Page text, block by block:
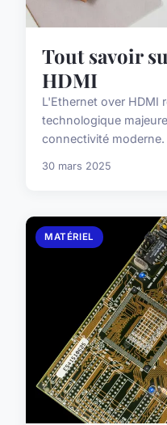
Tout savoir
HDMI
L'Ethernet over HDMI
technologique
connectivité
30 mars 2025
MATÉRIEL